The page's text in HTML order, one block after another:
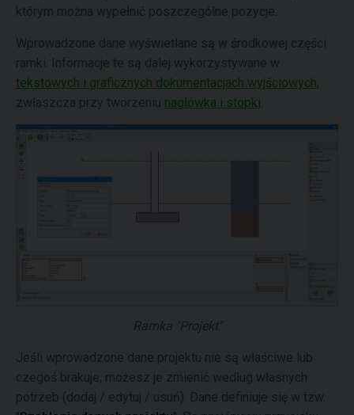
którym można wypełnić poszczególne pozycje.
Wprowadzone dane wyświetlane są w środkowej części
ramki. Informacje te są dalej wykorzystywane w
tekstowych i graficznych dokumentacjach wyjściowych,
zwłaszcza przy tworzeniu nagłówka i stopki
Ramka "Projekt"
Jeśli wprowadzone dane projektu nie są właściwe lub
czegoś brakuje, możesz je zmienić według własnych
potrzeb (dodaj / edytuj / usuń). Dane definiuje się w tzw.